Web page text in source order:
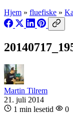
Hjem » fluefiske »
Martin Tilrem
21. juli 2014
1 min lesetid
0